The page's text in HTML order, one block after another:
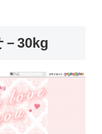
－30kg